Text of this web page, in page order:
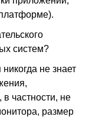
систем?
не знает
частности, не
размер